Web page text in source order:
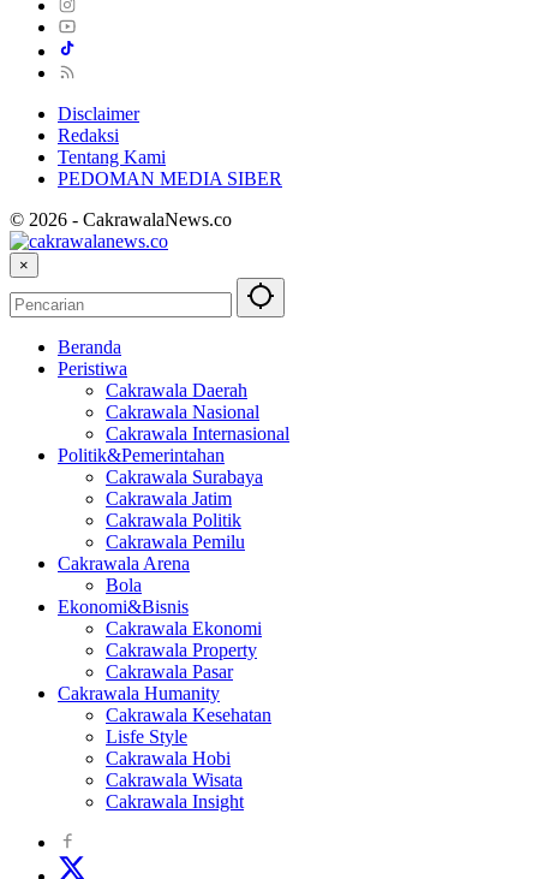
Disclaimer
Redaksi
Tentang Kami
PEDOMAN MEDIA SIBER
© 2026 - CakrawalaNews.co
×
Beranda
Peristiwa
Cakrawala Daerah
Cakrawala Nasional
Cakrawala Internasional
Politik&Pemerintahan
Cakrawala Surabaya
Cakrawala Jatim
Cakrawala Politik
Cakrawala Pemilu
Cakrawala Arena
Bola
Ekonomi&Bisnis
Cakrawala Ekonomi
Cakrawala Property
Cakrawala Pasar
Cakrawala Humanity
Cakrawala Kesehatan
Lisfe Style
Cakrawala Hobi
Cakrawala Wisata
Cakrawala Insight